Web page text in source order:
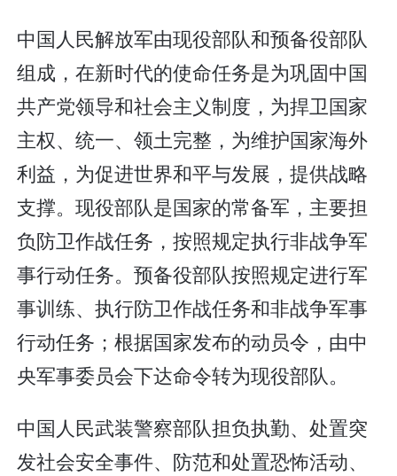
中国人民解放军由现役部队和预备役部队
组成，在新时代的使命任务是为巩固中国
共产党领导和社会主义制度，为捍卫国家
主权、统一、领土完整，为维护国家海外
利益，为促进世界和平与发展，提供战略
支撑。现役部队是国家的常备军，主要担
负防卫作战任务，按照规定执行非战争军
事行动任务。预备役部队按照规定进行军
事训练、执行防卫作战任务和非战争军事
行动任务；根据国家发布的动员令，由中
央军事委员会下达命令转为现役部队。
中国人民武装警察部队担负执勤、处置突
发社会安全事件、防范和处置恐怖活动、